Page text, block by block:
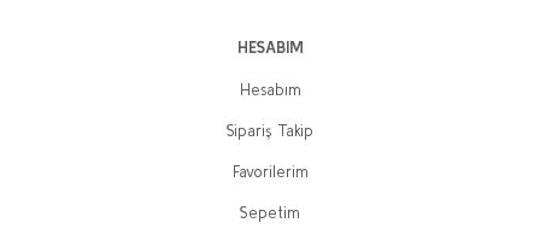
HESABIM
Hesabım
Sipariş Takip
Favorilerim
Sepetim